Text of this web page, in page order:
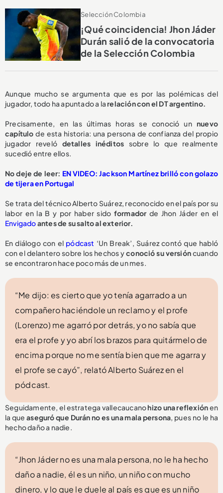
Selección Colombia
¡Qué coincidencia! Jhon Jáder
Durán salió de la convocatoria
de la Selección Colombia
Aunque mucho se argumenta que es por las polémicas del
jugador, todo ha apuntado a larelación con el DT argentino.
Precisamente, en las últimas horas se conoció un nuevo
capítulo de esta historia: una persona de confianza del propio
jugador reveló detalles inéditos sobre lo que realmente
sucedió entre ellos.
No deje de leer: EN VIDEO: Jackson Martínez brilló con golazo
de tijera en Portugal
Se trata del técnico Alberto Suárez, reconocido en el país por su
labor en la B y por haber sido formador de Jhon Jáder en el
Envigadoantes de su salto al exterior.
En diálogo con el pódcast ‘Un Break’, Suárez contó que habló
con el delantero sobre los hechos yconoció su versióncuando
se encontraron hace poco más de un mes.
“Me dijo: es cierto que yo tenía agarrado a un
compañero haciéndole un reclamo y el profe
(Lorenzo) me agarró por detrás, yo no sabía que
era el profe y yo abrí los brazos para quitármelo de
encima porque no me sentía bien que me agarra y
el profe se cayó”, relató Alberto Suárez en el
pódcast.
Seguidamente, el estratega vallecaucanohizo una reflexiónen
la queaseguró que Durán no es una mala persona, pues no le ha
hecho daño a nadie.
“Jhon Jáder no es una mala persona, no le ha hecho
daño a nadie, él es un niño, un niño con mucho
dinero, y lo que le duele al país es que es un niño